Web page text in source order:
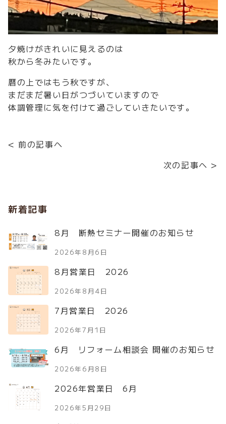
夕焼けがきれいに見えるのは
秋から冬みたいです。
暦の上ではもう秋ですが、
まだまだ暑い日がつづいていますので
体調管理に気を付けて過ごしていきたいです。
< 前の記事へ
次の記事へ >
新着記事
8月 断熱セミナー開催のお知らせ
2026年8月6日
8月営業日 2026
2026年8月4日
7月営業日 2026
2026年7月1日
6月 リフォーム相談会 開催のお知らせ
2026年6月8日
2026年営業日 6月
2026年5月29日